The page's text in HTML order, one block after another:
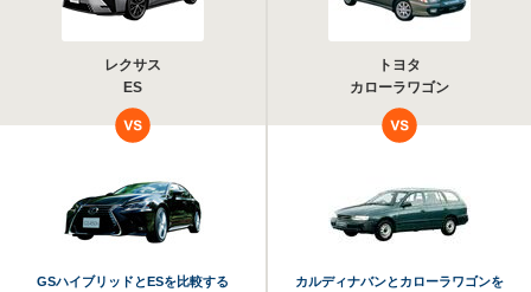
レクサス
ES
トヨタ
カローラワゴン
GSハイブリッドとESを比較する
カルディナバンとカローラワゴンを